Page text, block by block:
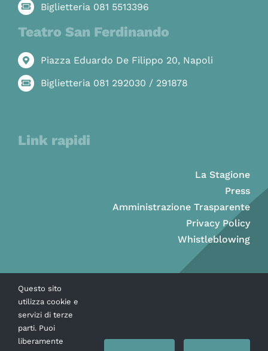
Biglietteria 081 5513396
Teatro San Ferdinando
Piazza Eduardo De Filippo 20, Napoli
Biglietteria 081 292030 / 291878
Link rapidi
La Stagione
Press
Amministrazione Trasparente
Privacy Policy
Whistleblowing
Questo sito
utilizza cookie e
servizi di terze
parti. Puoi
liberamente